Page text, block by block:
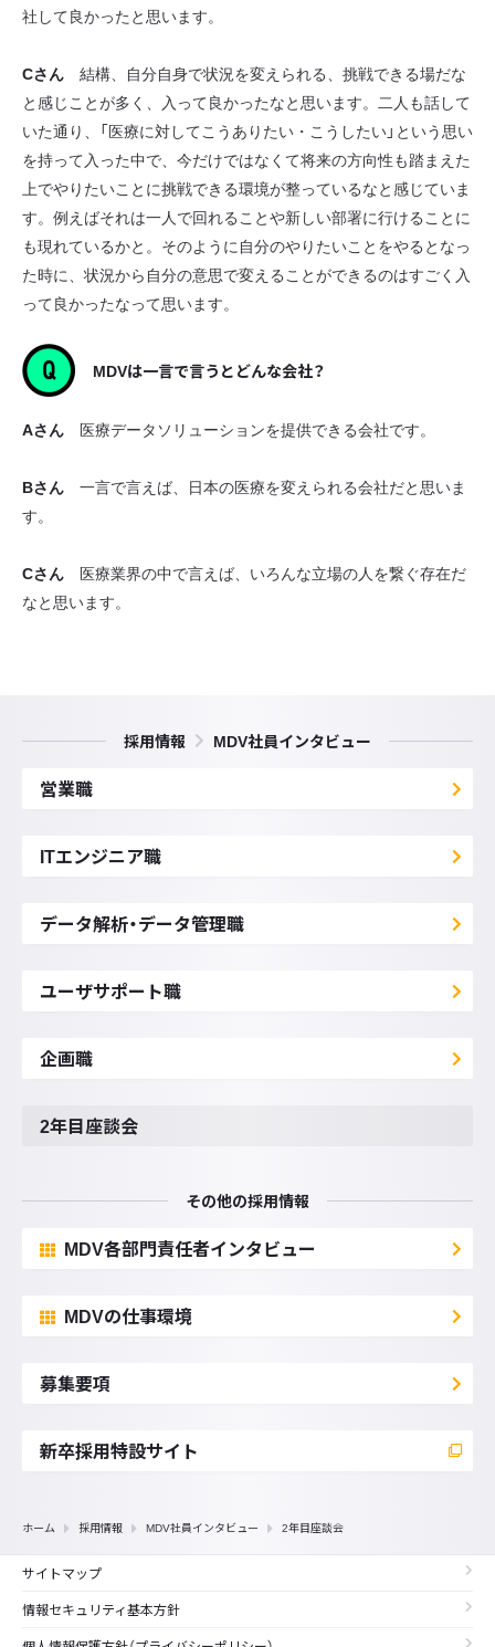
社して良かったと思います。
Cさん 結構、自分自身で状況を変えられる、挑戦できる場だな
と感じことが多く、入って良かったなと思います。二人も話して
いた通り、「医療に対してこうありたい・こうしたい」という思い
を持って入った中で、今だけではなくて将来の方向性も踏まえた
上でやりたいことに挑戦できる環境が整っているなと感じていま
す。例えばそれは一人で回れることや新しい部署に行けることに
も現れているかと。そのように自分のやりたいことをやるとなっ
た時に、状況から自分の意思で変えることができるのはすごく入
って良かったなって思います。
MDVは一言で言うとどんな会社？
Aさん 医療データソリューションを提供できる会社です。
Bさん 一言で言えば、日本の医療を変えられる会社だと思いま
す。
Cさん 医療業界の中で言えば、いろんな立場の人を繋ぐ存在だ
なと思います。
採用情報 MDV社員インタビュー
営業職
ITエンジニア職
データ解析・データ管理職
ユーザサポート職
企画職
2年目座談会
その他の採用情報
MDV各部門責任者インタビュー
MDVの仕事環境
募集要項
新卒採用特設サイト
ホーム 採用情報 MDV社員インタビュー 2年目座談会
サイトマップ
情報セキュリティ基本方針